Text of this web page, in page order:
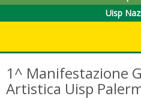
Uisp
1^ Manifestazione
Artistica Uisp